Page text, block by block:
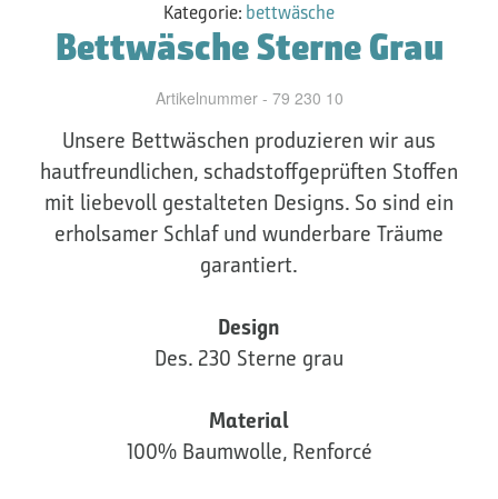
Kategorie: bettwäsche
Bettwäsche Sterne Grau
Artikelnummer - 79 230 10
Unsere Bettwäschen produzieren wir aus
hautfreundlichen, schadstoffgeprüften Stoffen
mit liebevoll gestalteten Designs. So sind ein
erholsamer Schlaf und wunderbare Träume
garantiert.
Design
Des. 230 Sterne grau
Material
100% Baumwolle, Renforcé